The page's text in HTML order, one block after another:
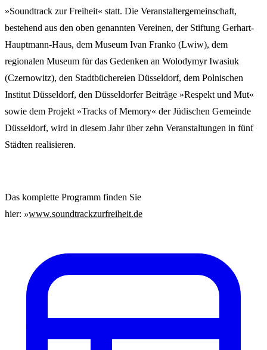
»Soundtrack zur Freiheit« statt. Die Veranstaltergemeinschaft,
bestehend aus den oben genannten Vereinen, der Stiftung Gerhart-
Hauptmann-Haus, dem Museum Ivan Franko (Lwiw), dem
regionalen Museum für das Gedenken an Wolodymyr Iwasiuk
(Czernowitz), den Stadtbüchereien Düsseldorf, dem Polnischen
Institut Düsseldorf, den Düsseldorfer Beiträge »Respekt und Mut«
sowie dem Projekt »Tracks of Memory« der Jüdischen Gemeinde
Düsseldorf, wird in diesem Jahr über zehn Veranstaltungen in fünf
Städten realisieren.
Das komplette Programm finden Sie
hier: »www.soundtrackzurfreiheit.de